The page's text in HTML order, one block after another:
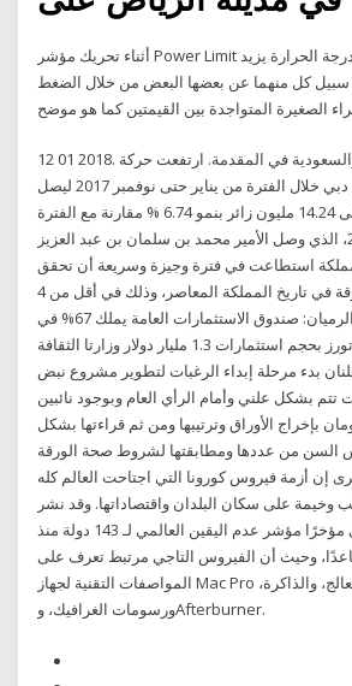
أثناء تحريك مؤشر Power Limit سنلاحظ أن مؤشر درجة الحرارة يزيد
سبيل كل منهما عن بعضها البعض من خلال الضغط
الصغيرة المتواجدة بين القيمتين كما هو موضح
12 01 2018. بنمو 6.7% والهند والسعودية في المقدمة. ارتفعت حركة
السياحة الوافدة إلى دبي خلال الفترة من يناير حتى نوفمبر 2017 ليصل
إجمالي عدد الزائرين إلى 14.24 مليون زائر بنمو 6.74 % مقارنة مع الفترة
المقابلة من العام 2016، الذي وصل الأمير محمد بن سلمان بن عبد العزيز
استطاعت في فترة وجيزة وسريعة أن تحقق
إنجازات غير مسبوقة في تاريخ المملكة المعاصر، وذلك في أقل من 4
سنوات فقط. ياسر الرميان: صندوق الاستثمارات العامة يملك 67% في
شركة لوسيد موتورز بحجم استثمارات 1.3 مليار دولار وزارتا الثقافة
بدء مرحلة إبداء الرغبات لتطوير مشروع نبض
تتم بشكل علني وأمام الرأي العام وبوجود نائبين
بإخراج الأوراق وترتيبها ومن ثم قراءتها بشكل
السن من عددها ومطابقتها لشروط صحة الورقة
إن أزمة فيروس كورونا التي اجتاحت العالم كله
وخيمة على سكان البلدان واقتصاداتها. وقد نشر
صندوق النقد الدولي مؤخرًا مؤشر عدم اليقين العالمي لـ 143 دولة منذ
فصاعدًا، وحيث أن الفيروس التاجي مرتبط تعرف على
المواصفات التقنية لجهاز Mac Pro الجديد بما في ذلك المعالج، والذاكرة،
ورسومات الغرافيك، وAfterburner.